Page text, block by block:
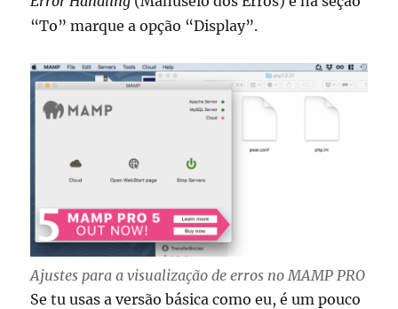
“To” marque a opção “Display”.
Ajustes para a visualização de erros no MAMP PRO
Se tu usas a versão básica como eu, é um pouco